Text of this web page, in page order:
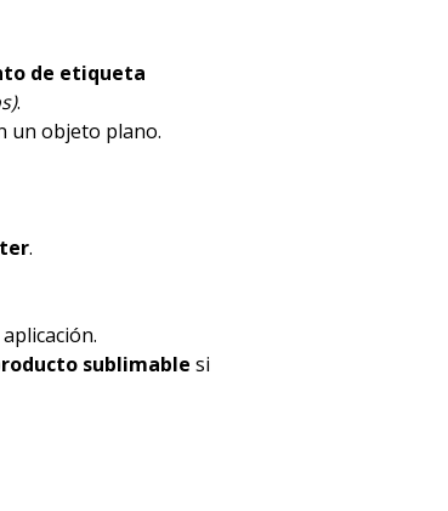
de etiqueta
.
un objeto plano.
.
sublimable si